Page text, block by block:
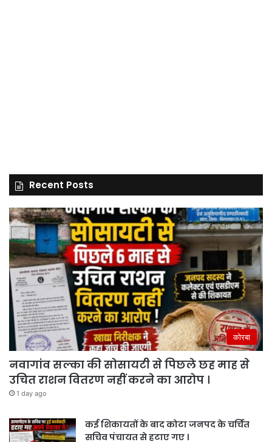
Recent Posts
कोरबा
नवागांव सल्का की सोसायटी से पिछले छह माह से
उचित राशन वितरण नहीं करने का आरोप ।
1 day ago
कई शिकायतों के बाद कोटा जनपद के चर्चित
सचिव पंचायत से हटाए गए ।